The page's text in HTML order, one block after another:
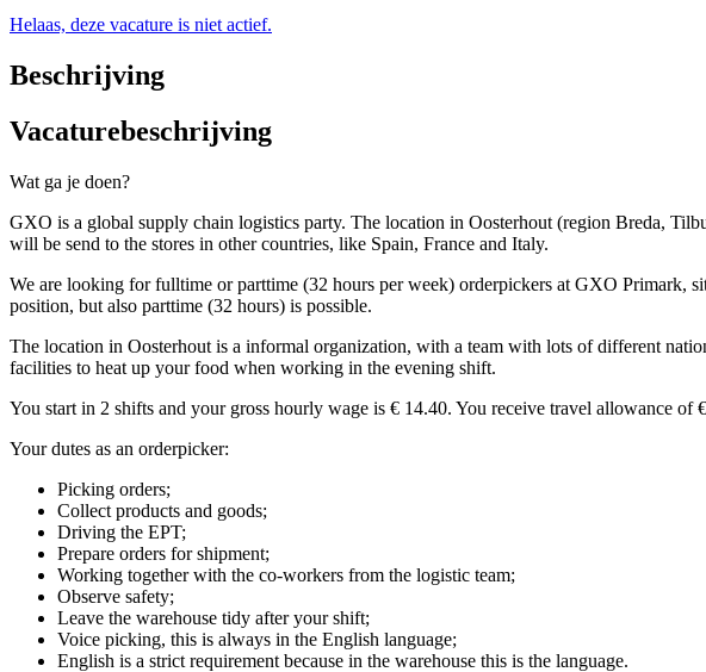
Helaas, deze vacature is niet actief.
Beschrijving
Vacaturebeschrijving
Wat ga je doen?
GXO is a global supply chain logistics party. The location in Oosterhout (region Breda,
will be send to the stores in other countries, like Spain, France and Italy.
We are looking for fulltime or parttime (32 hours per week) orderpickers at GXO Primark,
position, but also parttime (32 hours) is possible.
The location in Oosterhout is a informal organization, with a team with lots of different
facilities to heat up your food when working in the evening shift.
You start in 2 shifts and your gross hourly wage is € 14.40. You receive travel allowance
Your dutes as an orderpicker:
Picking orders;
Collect products and goods;
Driving the EPT;
Prepare orders for shipment;
Working together with the co-workers from the logistic team;
Observe safety;
Leave the warehouse tidy after your shift;
Voice picking, this is always in the English language;
English is a strict requirement because in the warehouse this is the language.